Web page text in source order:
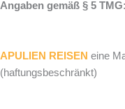
Angaben gemäß § 5 TMG:
APULIEN REISEN eine
(haftungsbeschränkt)